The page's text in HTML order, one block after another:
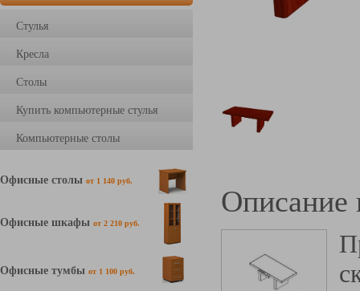
Стулья
Кресла
Столы
Купить компьютерные стулья
Компьютерные столы
Офисные столы от 1 140 руб.
Офисные шкафы от 2 210 руб.
Офисные тумбы от 1 100 руб.
Описание